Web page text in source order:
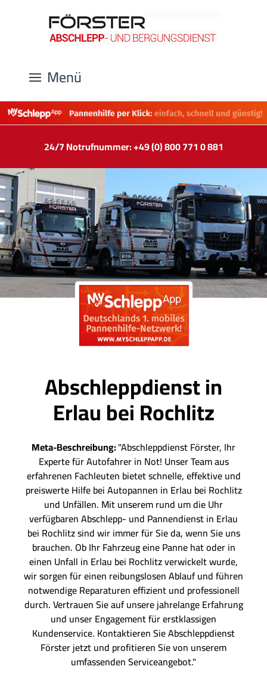
Menü
24/7 Notrufnummer: +49 (0) 800 771 0 881
Abschleppdienst in
Erlau bei Rochlitz
Meta-Beschreibung:"Abschleppdienst Förster, Ihr
Experte für Autofahrer in Not! Unser Team aus
erfahrenen Fachleuten bietet schnelle, effektive und
preiswerte Hilfe bei Autopannen in Erlau bei Rochlitz
und Unfällen. Mit unserem rund um die Uhr
verfügbaren Abschlepp- und Pannendienst in Erlau
bei Rochlitz sind wir immer für Sie da, wenn Sie uns
brauchen. Ob Ihr Fahrzeug eine Panne hat oder in
einen Unfall in Erlau bei Rochlitz verwickelt wurde,
wir sorgen für einen reibungslosen Ablauf und führen
notwendige Reparaturen effizient und professionell
durch. Vertrauen Sie auf unsere jahrelange Erfahrung
und unser Engagement für erstklassigen
Kundenservice. Kontaktieren Sie Abschleppdienst
Förster jetzt und profitieren Sie von unserem
umfassenden Serviceangebot."